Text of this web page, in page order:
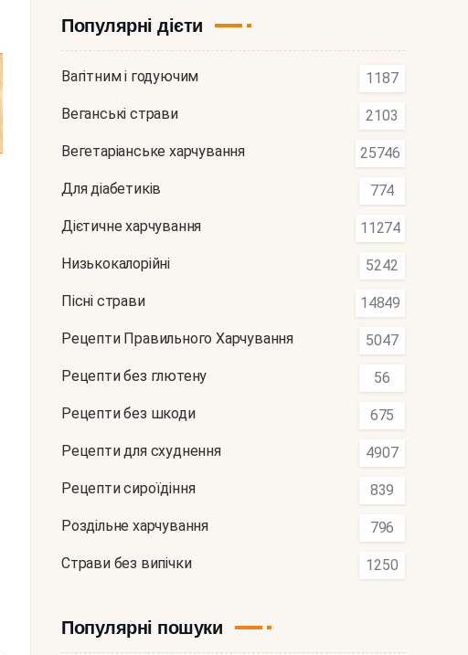
Популярні дієти
Вагітним і годуючим 1187
Веганські страви 2103
Вегетаріанське харчування 25746
Для діабетиків 774
Дієтичне харчування 11274
Низькокалорійні 5242
Пісні страви 14849
Рецепти Правильного Харчування 5047
Рецепти без глютену 56
Рецепти без шкоди 675
Рецепти для схуднення 4907
Рецепти сироїдіння 839
Роздільне харчування 796
Страви без випічки 1250
Популярні пошуки